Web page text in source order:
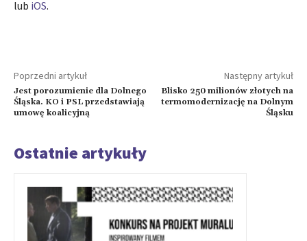
lub iOS.
Poprzedni artykuł
Jest porozumienie dla Dolnego
Śląska. KO i PSL przedstawiają
umowę koalicyjną
Następny artykuł
Blisko 250 milionów złotych na
termomodernizację na Dolnym
Śląsku
Ostatnie artykuły